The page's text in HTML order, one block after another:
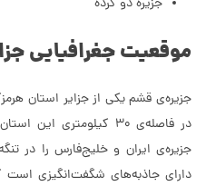
جزیره دو کرده
موقعیت جغرافیایی
جزیره‌ی قشم یکی از جزایر استان
در فاصله‌ی 30 کیلومتری
جزیره‌ی ایران و خلیج‌فارس را در
دارای جاذبه‌های شگفت‌انگیزی